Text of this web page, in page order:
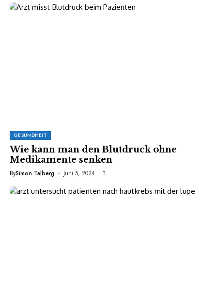
GESUNDHEIT
Wie kann man den Blutdruck ohne
Medikamente senken
BySimon Talberg Juni 5, 2024